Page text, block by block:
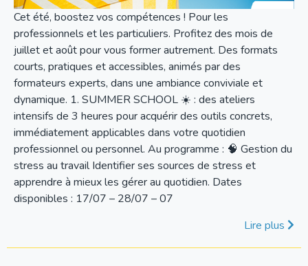
Cet été, boostez vos compétences ! Pour les
professionnels et les particuliers. Profitez des mois de
juillet et août pour vous former autrement. Des formats
courts, pratiques et accessibles, animés par des
formateurs experts, dans une ambiance conviviale et
dynamique. 1. SUMMER SCHOOL ☀️ : des ateliers
intensifs de 3 heures pour acquérir des outils concrets,
immédiatement applicables dans votre quotidien
professionnel ou personnel. Au programme : 🧠 Gestion du
stress au travail Identifier ses sources de stress et
apprendre à mieux les gérer au quotidien. Dates
disponibles : 17/07 – 28/07 – 07
Lire plus